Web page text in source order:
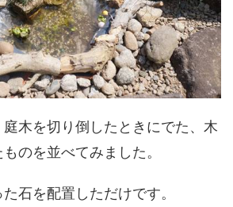
木を切り倒したときにでた、木
のを並べてみました。
石を配置しただけです。